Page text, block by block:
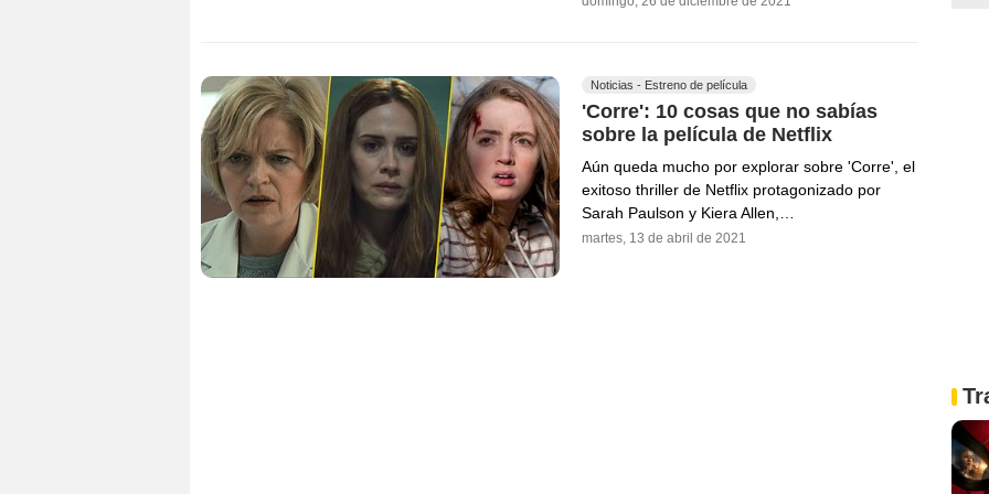
Noticias - Estreno de película
'Corre': 10 cosas que no sabías
sobre la película de Netflix
Aún queda mucho por explorar sobre 'Corre', el
exitoso thriller de Netflix protagonizado por
Sarah Paulson y Kiera Allen,…
martes, 13 de abril de 2021